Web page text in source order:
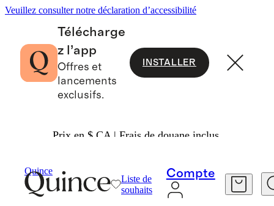
Veuillez consulter notre déclaration d’accessibilité
Télécharge
z l’app
Offres et
lancements
exclusifs.
INSTALLER
Prix en $ CA | Frais de douane inclus.
Quince
Liste de
souhaits
Compte